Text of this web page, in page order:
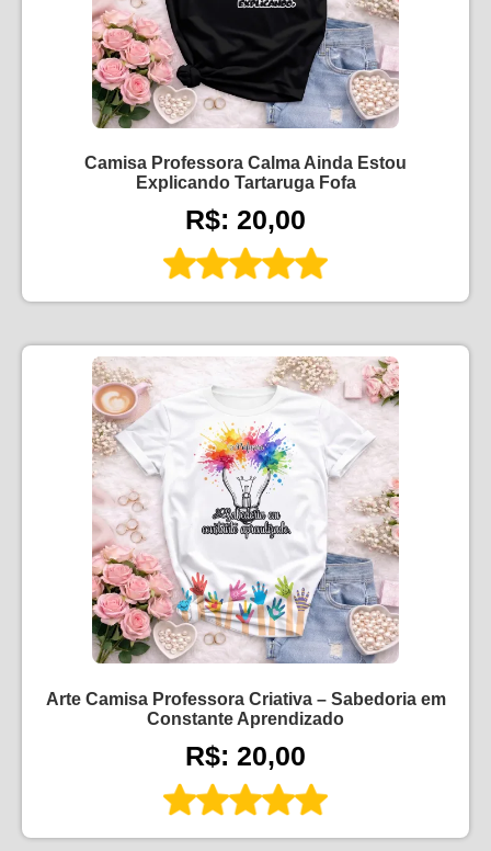
Camisa Professora Calma Ainda Estou
Explicando Tartaruga Fofa
R$: 20,00
Arte Camisa Professora Criativa – Sabedoria em
Constante Aprendizado
R$: 20,00